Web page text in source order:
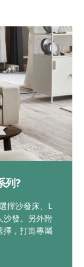
列?
擇沙發床、L
沙發。另外附
擇，打造專屬